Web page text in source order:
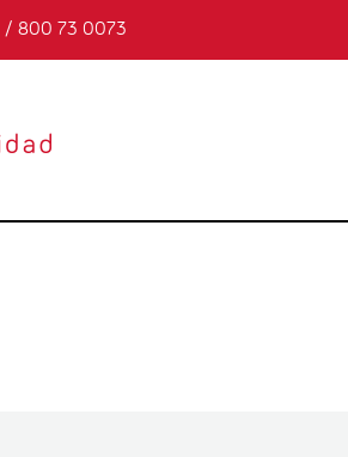
/ 800 73 0073